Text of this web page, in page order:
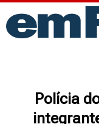
para
Polícia